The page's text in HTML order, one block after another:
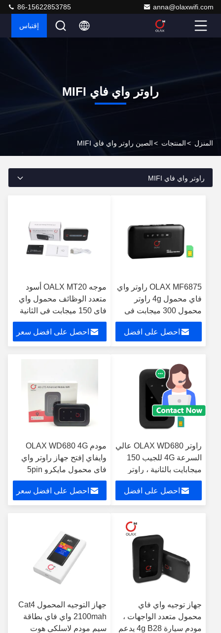
anna@olaxwifi.com
86-15622853785
إقتباس
راوتر واي فاي MIFI
المنزل >المنتجات >الصين راوتر واي فاي MIFI
راوتر واي فاي MIFI
OLAX MF6875 راوتر واي
فاي محمول 4g راوتر
محمول 300 ميجابت في
الثانية شاشة عرض LCD 4
جرام مع منفذ RJ45احصل على افضل
موجه OALX MT20 أسود
متعدد الوظائف محمول واي
فاي 150 ميجابت في الثانية
4G LTE موجه لاسلكي
احصل على افضل سعر
راوتر OLAX WD680 عالي
السرعة 4G للجيب 150
ميجابايت بالثانية ، راوتر
واي فاي صغير يفتح بقوة
2100 مللي أمبير في
الساعة
احصل على افضل
مودم OLAX WD680 4G
وايفاي إفتح جهاز راوتر واي
فاي محمول مايكرو 5pin
Interface
احصل على افضل سعر
جهاز توجيه واي فاي
محمول متعدد الواجهات ،
مودم سيارة 4g B28 يدعم
جهاز التوجيه المحمول Cat4
2100mah واي فاي بطاقة
سيم مودم لاسلكي هوت